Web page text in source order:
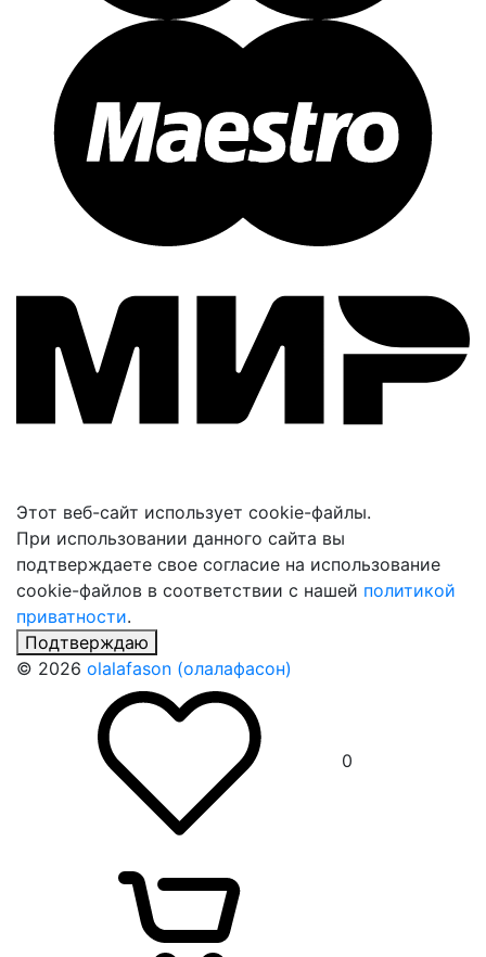
Этот веб-сайт использует cookie-файлы.
При использовании данного сайта вы
подтверждаете свое согласие на использование
cookie-файлов в соответствии с нашей политикой
приватности.
Подтверждаю
© 2026 olalafason (олалафасон)
0